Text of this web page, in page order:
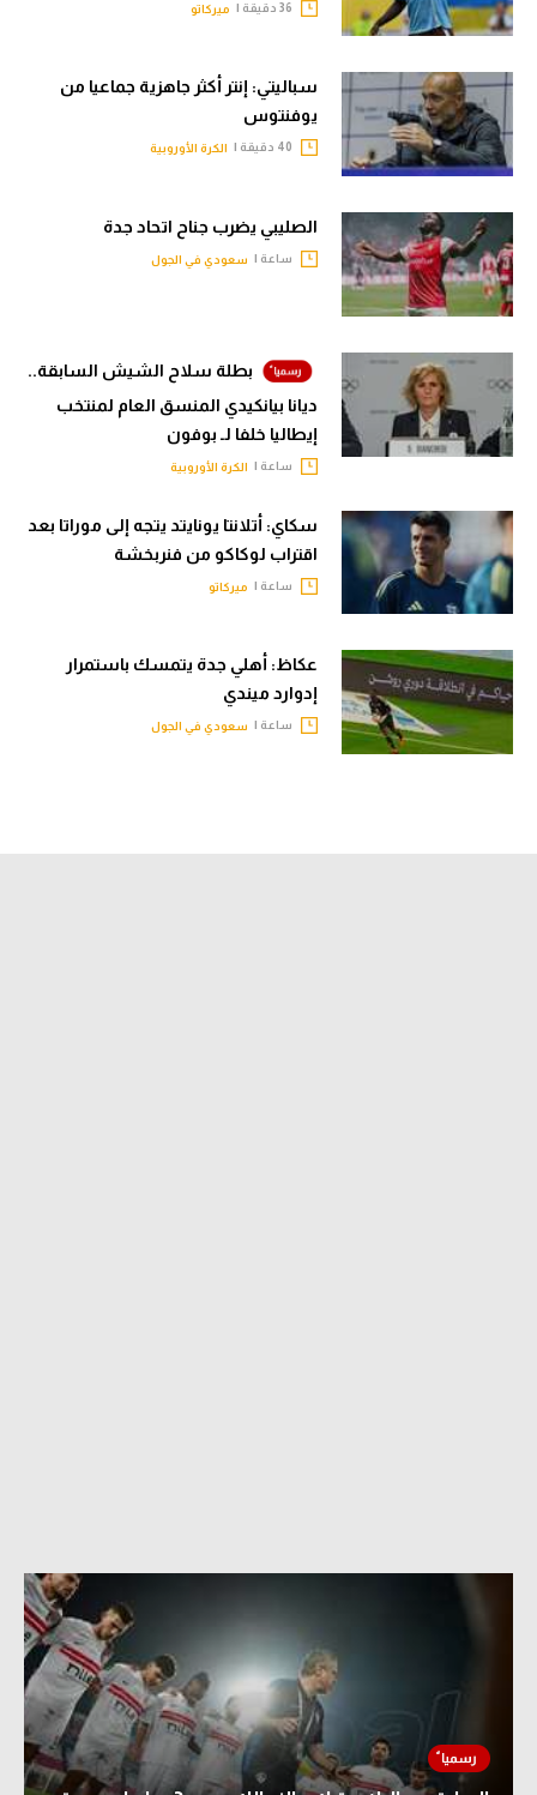
ميركاتو
سباليتي: إنتر أكثر جاهزية جماعيا من
يوفنتوس
الكرة الأوروبية
الصليبي يضرب جناح اتحاد جدة
ساعة | سعودي في الجول
بطلة سلاح الشيش السابقة..
ديانا بيانكيدي المنسق العام لمنتخب
إيطاليا خلفا لـ بوفون
ساعة | الكرة الأوروبية
سكاي: أتلانتا يونايتد يتجه إلى موراتا بعد
اقتراب لوكاكو من فنربخشة
ساعة | ميركاتو
عكاظ: أهلي جدة يتمسك باستمرار
إدوارد ميندي
ساعة | سعودي في الجول